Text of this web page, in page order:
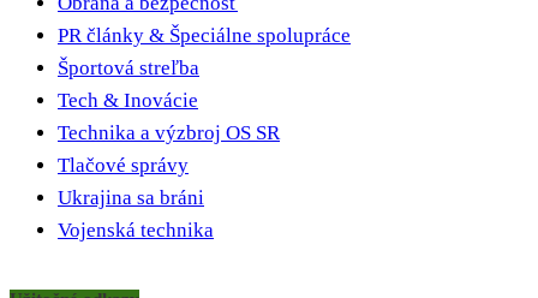
PR články & Špeciálne spolupráce
Športová streľba
Tech & Inovácie
Technika a výzbroj OS SR
Tlačové správy
Ukrajina sa bráni
Vojenská technika